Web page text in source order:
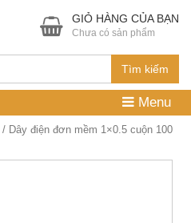
Tìm kiếm
GIỎ HÀNG CỦA BẠN
Chưa có sản phẩm
Menu
/ Dây điện đơn mềm 1×0.5 cuộn 100